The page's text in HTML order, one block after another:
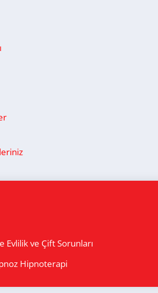
Evlilik ve Çift Sorunları
Hipnoterapi